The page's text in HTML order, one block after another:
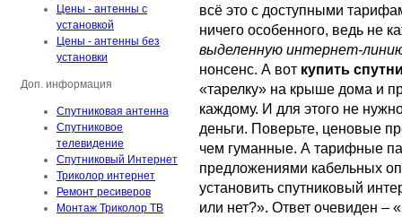
всё это с доступными
ничего особенного, ведь не
выделенную интернет-
нонсенс. А вот купить
«тарелку» на крыше дома и
каждому. И для этого не
деньги. Поверьте, ценовые
чем гуманные. А тарифные
предложениями кабельных
установить спутниковый
или нет?». Ответ очевиден –
Цены - антенны с
установкой
Цены - антенны без
установки
Доп. информация
Спутниковая антенна
Спутниковое
телевидение
Спутниковый Интернет
Триколор интернет
Ремонт ресиверов
Монтаж Триколор ТВ